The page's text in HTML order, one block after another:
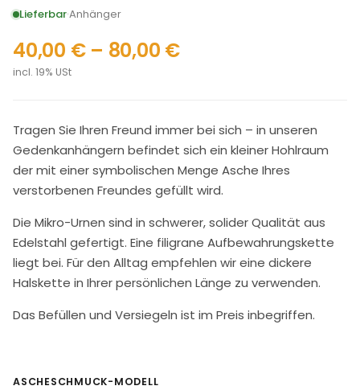
LieferbarAnhänger
40,00 € – 80,00 €
incl. 19% USt
Tragen Sie Ihren Freund immer bei sich – in unseren
Gedenkanhängern befindet sich ein kleiner Hohlraum
der mit einer symbolischen Menge Asche Ihres
verstorbenen Freundes gefüllt wird.
Die Mikro-Urnen sind in schwerer, solider Qualität aus
Edelstahl gefertigt. Eine filigrane Aufbewahrungskette
liegt bei. Für den Alltag empfehlen wir eine dickere
Halskette in Ihrer persönlichen Länge zu verwenden.
Das Befüllen und Versiegeln ist im Preis inbegriffen.
ASCHESCHMUCK-MODELL